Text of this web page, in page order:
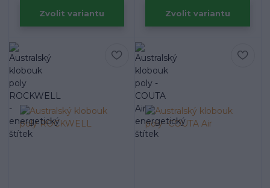
Zvolit variantu Zvolit variantu